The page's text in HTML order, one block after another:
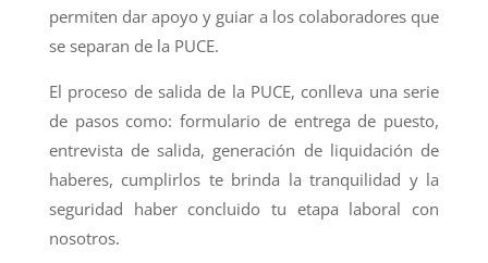
permiten dar apoyo y guiar a los colaboradores que
se separan de la PUCE.
El proceso de salida de la PUCE, conlleva una serie
de pasos como: formulario de entrega de puesto,
entrevista de salida, generación de liquidación de
haberes, cumplirlos te brinda la tranquilidad y la
seguridad haber concluido tu etapa laboral con
nosotros.